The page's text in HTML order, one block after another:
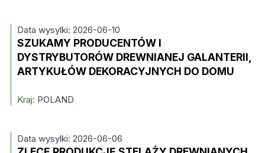
Data wysylki: 2026-06-10
SZUKAMY PRODUCENTÓW I
DYSTRYBUTORÓW DREWNIANEJ GALANTERII,
ARTYKUŁÓW DEKORACYJNYCH DO DOMU
Kraj: POLAND
Data wysylki: 2026-06-06